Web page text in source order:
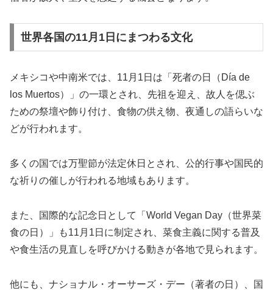
世界各国の11月1日にまつわる文化
メキシコや中南米では、11月1日は「死者の日（Día de
los Muertos）」の一環とされ、先祖を迎え、故人を偲ぶ
ための祭壇や飾り付け、食物の供え物、夜通しの語らいな
どが行われます。
多くの国では万聖節が法定休日とされ、公的行事や国民的
な祈りの催しが行われる地域もあります。
また、国際的な記念日として「World Vegan Day（世界菜
食の日）」も11月1日に制定され、菜食主義に関する普及
や食生活の見直しを呼びかける動きが各地で見られます。
他にも、ナショナル・オーサーズ・デー（著者の日）、国